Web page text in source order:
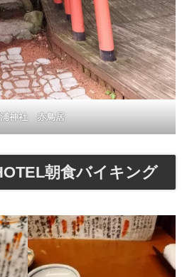
神社 赤鳥居
朝食バイキング